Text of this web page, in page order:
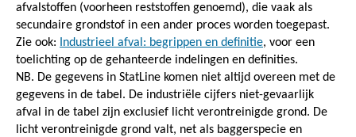
afvalstoffen (voorheen reststoffen genoemd), die vaak als
secundaire grondstof in een ander proces worden toegepast.
Zie ook:
Industrieel afval: begrippen en definitie, voor een
toelichting op de gehanteerde indelingen en definities.
NB. De gegevens in StatLine komen niet altijd overeen met de
gegevens in de tabel. De industriële cijfers niet-gevaarlijk
afval in de tabel zijn exclusief licht verontreinigde grond. De
licht verontreinigde grond valt, net als baggerspecie en